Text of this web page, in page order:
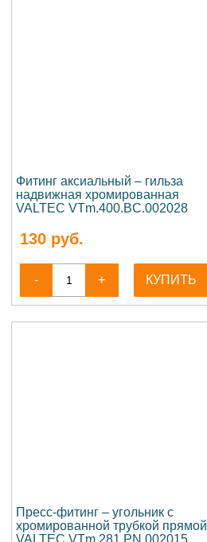
Фитинг аксиальный – гильза
надвижная хромированная
VALTEC VTm.400.BC.002028
130руб.
- + КУПИТЬ
Пресс-фитинг – угольник с
хромированной трубкой прямой
VALTEC VTm.281.PN.002015